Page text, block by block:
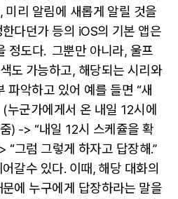
미리 알림에 새롭게 알릴 것을
다던가 등의 iOS의 기본 앱은
정도다. 그뿐만 아니라, 울프
도 가능하고, 해당되는 시리와
파악하고 있어 예를 들면 “새
누군가에게서 온 내일 12시에
) -> “내일 12시 스케쥴을 확
“그럼 그렇게 하자고 답장해.”
갈수 있다. 이때, 해당 대화의
에 누구에게 답장하라는 말을